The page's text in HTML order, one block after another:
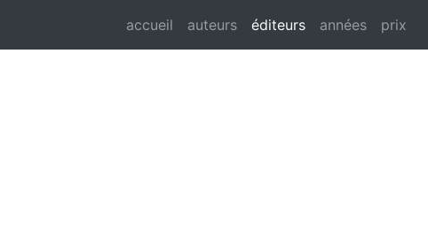
accueil auteurs éditeurs années prix